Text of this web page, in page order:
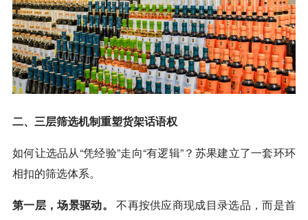
二、三层筛选机制重塑货架话语权
如何让选品从“凭经验”走向“有逻辑”？苏果建立了一套环环
相扣的筛选体系。
第一层，场景驱动。不再按供应商现成目录选品，而是首